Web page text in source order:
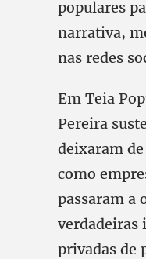
populares
narrativa,
nas redes
Em Teia
Pereira
deixaram
como
passaram a
verdadeiras
privadas de